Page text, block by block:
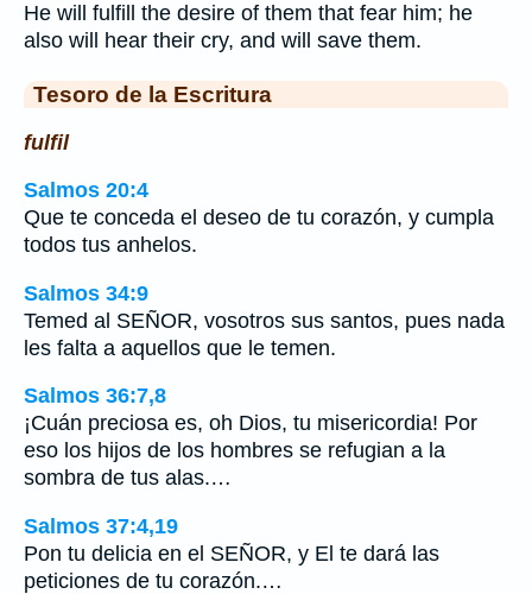
He will fulfill the desire of them that fear him; he
also will hear their cry, and will save them.
Tesoro de la Escritura
fulfil
Salmos 20:4
Que te conceda el deseo de tu corazón, y cumpla
todos tus anhelos.
Salmos 34:9
Temed al SEÑOR, vosotros sus santos, pues nada
les falta a aquellos que le temen.
Salmos 36:7,8
¡Cuán preciosa es, oh Dios, tu misericordia! Por
eso los hijos de los hombres se refugian a la
sombra de tus alas.…
Salmos 37:4,19
Pon tu delicia en el SEÑOR, y El te dará las
peticiones de tu corazón.…